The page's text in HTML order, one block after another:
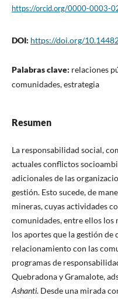
https://orcid.org/0000-0003-
DOI: https://doi.org/
Palabras clave: relaciones
comunidades, estrategia
Resumen
La responsabilidad social,
actuales conflictos
adicionales de las
gestión. Esto sucede, de
mineras, cuyas actividades
comunidades, entre ellos los
los aportes que la gestión de
relacionamiento con las
programas de
Quebradona y Gramalote,
Ashanti. Desde una mirada